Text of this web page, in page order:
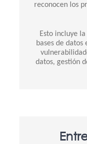
reconocen los
Esto incluye
bases de
datos, gestión